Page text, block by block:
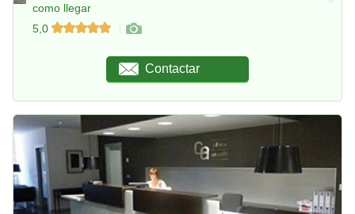
como llegar
5,0
Contactar